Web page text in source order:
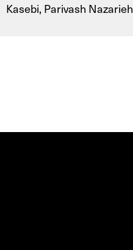
Kasebi, Parivash Nazarieh